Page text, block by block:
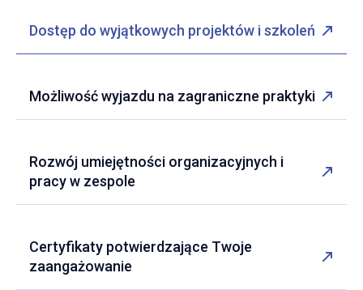
Dostęp do wyjątkowych projektów i szkoleń
Możliwość wyjazdu na zagraniczne praktyki
Rozwój umiejętności organizacyjnych i
pracy w zespole
Certyfikaty potwierdzające Twoje
zaangażowanie